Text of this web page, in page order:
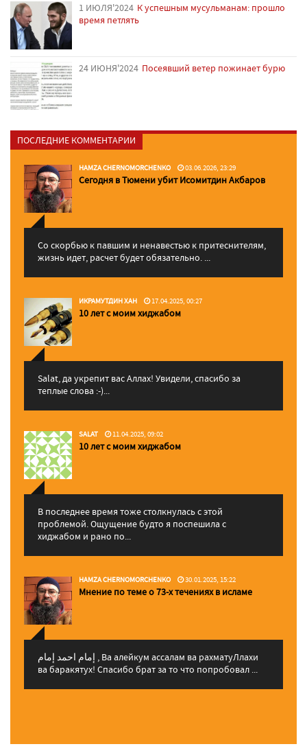
1 ИЮЛЯ'2024 К успешным мусульманам: прошло
время петлять
24 ИЮНЯ'2024 Посеявший ветер пожинает бурю
ПОСЛЕДНИЕ КОММЕНТАРИИ
HAMZA CHERNOMORCHENKO 03.06.2026, 23:29
Сегодня в Тюмени убит Исомитдин Акбаров
Со скорбью к павшим и ненавестью к притеснителям,
жизнь идет, расчет будет обязательно. ...
ИКРАМУТДИН ХАН 17.04.2025, 00:27
10 лет с моим хиджабом
Salat, да укрепит вас Аллаx! Увидели, спасибо за
теплые слова :-)...
SALAT 11.04.2025, 09:02
10 лет с моим хиджабом
В последнее время тоже столкнулась с этой
проблемой. Ощущение будто я поспешила с
хиджабом и рано по...
HAMZA CHERNOMORCHENKO 30.01.2025, 15:22
Мнение по теме о 73-х течениях в исламе
إمام احمد إمام , Ва алейкум ассалам ва рахматуЛлахи
ва баракятух! Спасибо брат за то что попробовал ...